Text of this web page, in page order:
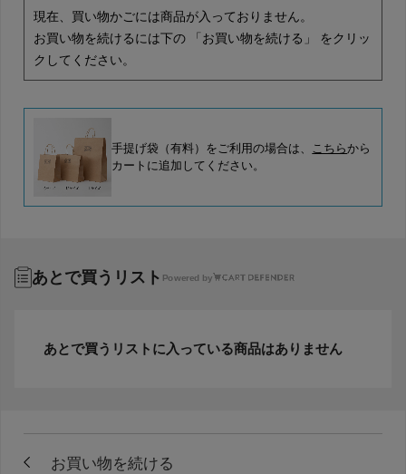
現在、買い物かごには商品が入っておりません。
お買い物を続けるには下の 「お買い物を続ける」 をクリッ
クしてください。
手提げ袋（有料）をご利用の場合は、 こちらから
カートに追加してください。
あとで買うリスト Powered by
あとで買うリストに入っている商品はありません